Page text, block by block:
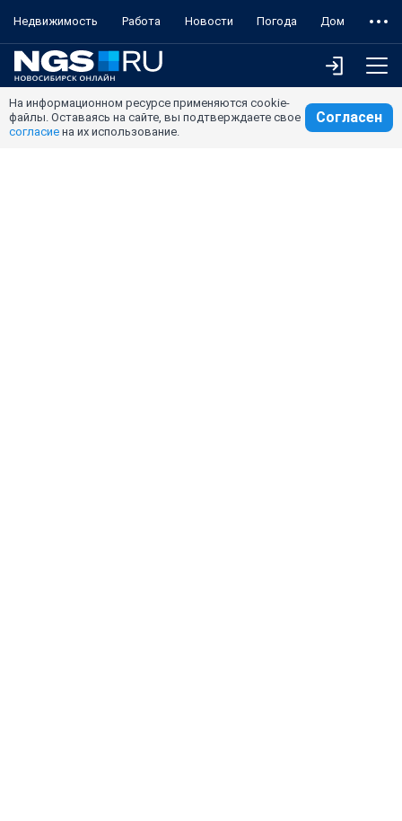
Недвижимость Работа Новости Погода Дом
На информационном ресурсе применяются cookie-
файлы. Оставаясь на сайте, вы подтверждаете свое
согласие на их использование.
Согласен